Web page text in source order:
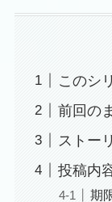
このシ
前回の
ストー
投稿内
期